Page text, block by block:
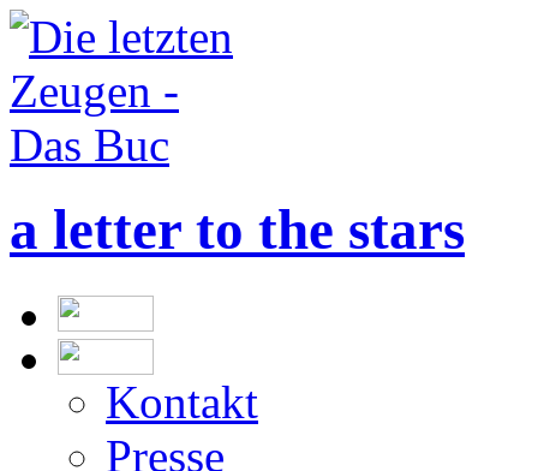
a letter to the stars
Kontakt
Presse
Projektteam
Impressum